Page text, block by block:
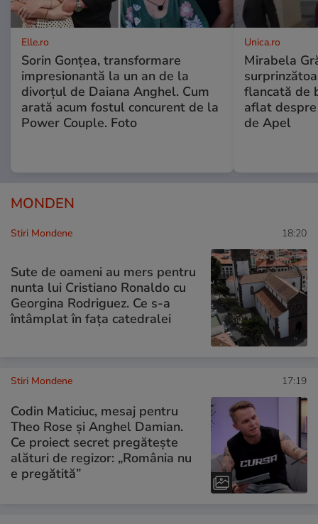
Elle.ro
Sorin Gonțea, transformare
impresionantă la un an de la
divorțul de Daiana Anghel. Cum
arată acum fostul concurent de la
Power Couple. Foto
Unica.ro
Mirabela
flancată de
aflat
de Apel
MONDEN
Stiri Mondene 18:20
Sute de oameni au mers pentru
nunta lui Cristiano Ronaldo cu
Georgina Rodriguez. Ce s-a
întâmplat în fața catedralei
Stiri Mondene 17:19
Codin Maticiuc, mesaj pentru
Theo Rose și Anghel Damian.
Ce proiect secret pregătește
alături de regizor: „România nu
e pregătită”